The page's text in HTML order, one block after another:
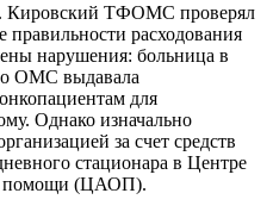
Кировский ТФОМС проверял
расходования
нарушения: больница в
ОМС выдавала
для
Однако изначально
за счет средств
стационара в Центре
помощи (ЦАОП).